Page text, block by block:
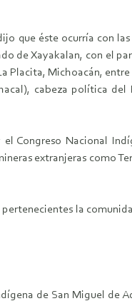
que éste ocurría con
de Xayakalan, con el
Placita, Michoacán,
cabeza política
Congreso Nacional
extranjeras como
la
de San Miguel de